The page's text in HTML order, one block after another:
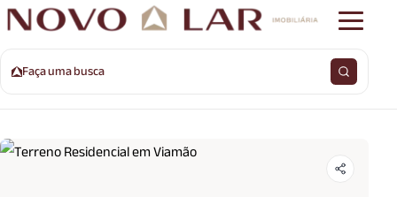
Faça uma busca